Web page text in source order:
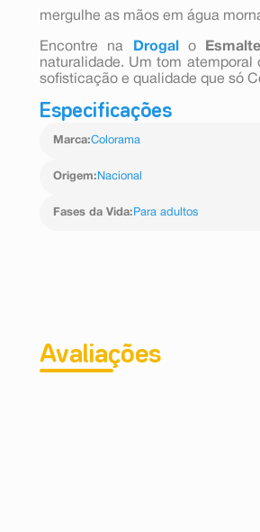
mergulhe as mãos em água
Encontre na Drogal o
naturalidade. Um tom
sofisticação e qualidade que só
Especificações
Marca:Colorama
Origem: Nacional
Fases da Vida: Para adultos
Avaliações